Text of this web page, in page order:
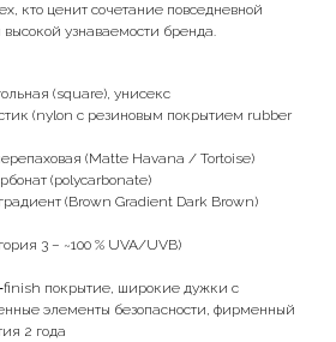
кто ценит сочетание повседневной
узнаваемости бренда.
(square), унисекс
(nylon с резиновым покрытием rubber
(Matte Havana / Tortoise)
(polycarbonate)
(Brown Gradient Dark Brown)
3 – ~100 % UVA/UVB)
покрытие, широкие дужки с
элементы безопасности, фирменный
2 года